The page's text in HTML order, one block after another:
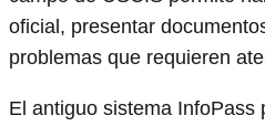
oficial, presentar
problemas que requieren
El antiguo sistema InfoPass